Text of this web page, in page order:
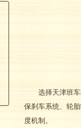
选择天津班车租
保刹车系统、轮
度机制。